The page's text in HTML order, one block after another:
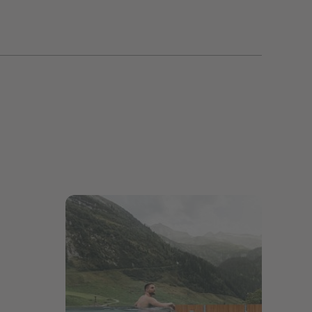
Bildergalerie öffnen